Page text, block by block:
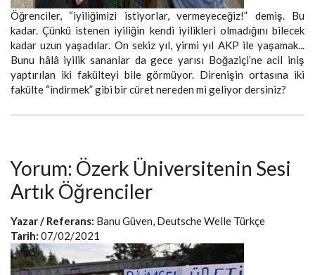
Öğrenciler, “iyiliğimizi istiyorlar, vermeyeceğiz!” demiş. Bu
kadar. Çünkü istenen iyiliğin kendi iyilikleri olmadığını bilecek
kadar uzun yaşadılar. On sekiz yıl, yirmi yıl AKP ile yaşamak...
Bunu hâlâ iyilik sananlar da gece yarısı Boğaziçi’ne acil iniş
yaptırılan iki fakülteyi bile görmüyor. Direnişin ortasına iki
fakülte “indirmek” gibi bir cüret nereden mi geliyor dersiniz?
Yorum: Özerk Üniversitenin Sesi
Artık Öğrenciler
Yazar / Referans: Banu Güven, Deutsche Welle Türkçe
Tarih: 07/02/2021